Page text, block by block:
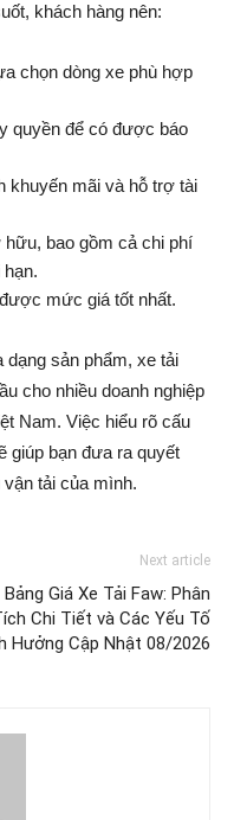
khách hàng nên:
chọn dòng xe phù hợp
quyền để có được báo
khuyến mãi và hỗ trợ tài
bao gồm cả chi phí
mức giá tốt nhất.
sản phẩm, xe tải
cho nhiều doanh nghiệp
Nam. Việc hiểu rõ cấu
giúp bạn đưa ra quyết
tải của mình.
Next article
Bảng Giá Xe Tải Faw: Phân
Chi Tiết và Các Yếu Tố
Hưởng Cập Nhật 08/2026